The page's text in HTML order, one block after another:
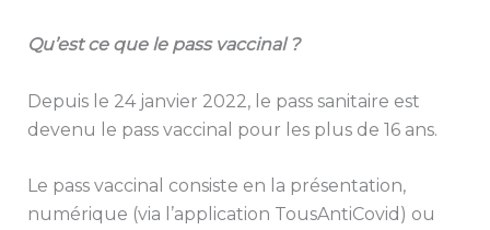
Qu’est ce que le pass vaccinal ?
Depuis le 24 janvier 2022, le pass sanitaire est
devenu le pass vaccinal pour les plus de 16 ans.
Le pass vaccinal consiste en la présentation,
numérique (via l’application TousAntiCovid) ou